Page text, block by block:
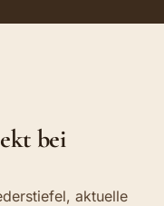
bei
aktuelle